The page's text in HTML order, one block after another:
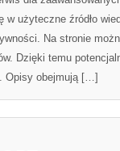
w użyteczne źródło
Na stronie
Dzięki temu
Opisy obejmują […]